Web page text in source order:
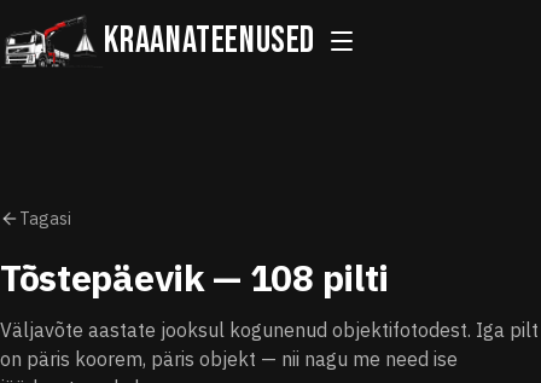
Kraanateenused
Tagasi
Tõstepäevik— 108 pilti
Väljavõte aastate jooksul kogunenud objektifotodest. Iga pilt
on päris koorem, päris objekt — nii nagu me need ise